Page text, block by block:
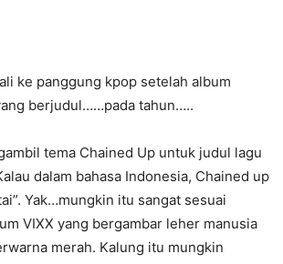
ke panggung kpop setelah album
berjudul……pada tahun…..
tema Chained Up untuk judul lagu
dalam bahasa Indonesia, Chained up
Yak…mungkin itu sangat sesuai
VIXX yang bergambar leher manusia
merah. Kalung itu mungkin